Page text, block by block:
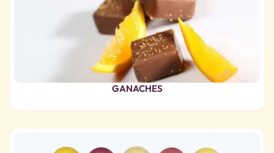
GANACHES